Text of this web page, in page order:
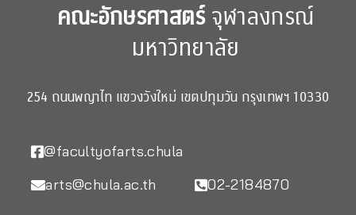
คณะอักษรศาสตร์จุฬาลงกรณ์
มหาวิทยาลัย
254 ถนนพญาไท แขวงวังใหม่ เขตปทุมวัน กรุงเทพฯ 10330
@facultyofarts.chula
arts@chula.ac.th
02-2184870